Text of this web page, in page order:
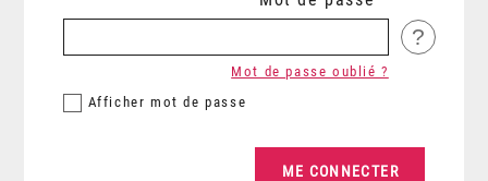
?
Afficher mot de passe
Mot de passe oublié ?